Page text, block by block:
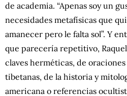
de academia. “Apenas soy un
necesidades metafísicas que
amanecer pero le falta sol”. Y
que parecería repetitivo,
claves herméticas, de
tibetanas, de la historia y
americana o referencias